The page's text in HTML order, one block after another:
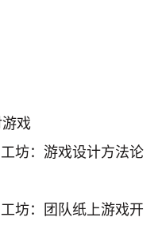
戏
坊：游戏设计方法论
坊：团队纸上游戏开